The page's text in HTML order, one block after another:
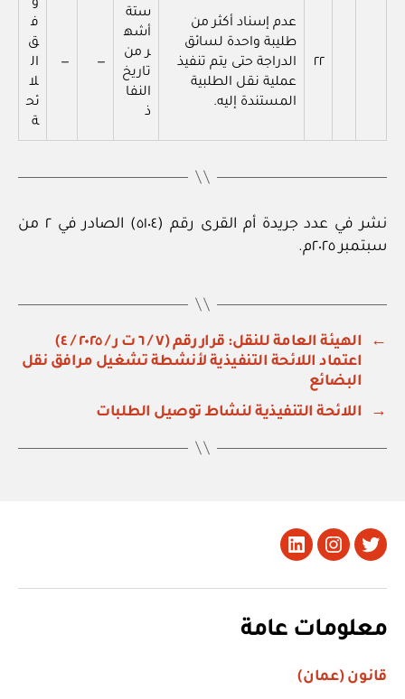
٢٢
عدم إسناد أكثر من
طليبة واحدة لسائق
الدراجة حتى يتم تنفيذ
عملية نقل الطلبية
المستندة إليه.
ستة
أشه
ر من
تاريخ
النفا
ذ
—
—
و
ف
ق
ال
لا
ئح
ة
نشر في عدد جريدة أم القرى رقم (٥١٠٤) الصادر في ٢ من
سبتمبر ٢٠٢٥م.
←
الهيئة العامة للنقل: قرار رقم (٧ / ٦ ت ر / ٢٠٢٥ / ٤)
اعتماد اللائحة التنفيذية لأنشطة تشغيل مرافق نقل
البضائع
→
اللائحة التنفيذية لنشاط توصيل الطلبات
تويتر Instagram
LinkedIn
معلومات عامة
قانون (عمان)